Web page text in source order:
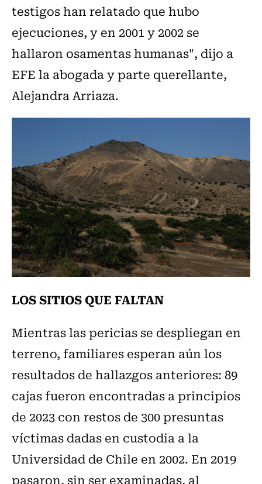
testigos han relatado que hubo
ejecuciones, y en 2001 y 2002 se
hallaron osamentas humanas", dijo a
EFE la abogada y parte querellante,
Alejandra Arriaza.
LOS SITIOS QUE FALTAN
Mientras las pericias se despliegan en
terreno, familiares esperan aún los
resultados de hallazgos anteriores: 89
cajas fueron encontradas a principios
de 2023 con restos de 300 presuntas
víctimas dadas en custodia a la
Universidad de Chile en 2002. En 2019
pasaron, sin ser examinadas, al